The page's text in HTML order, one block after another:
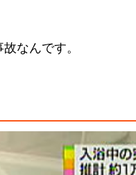
なんです。